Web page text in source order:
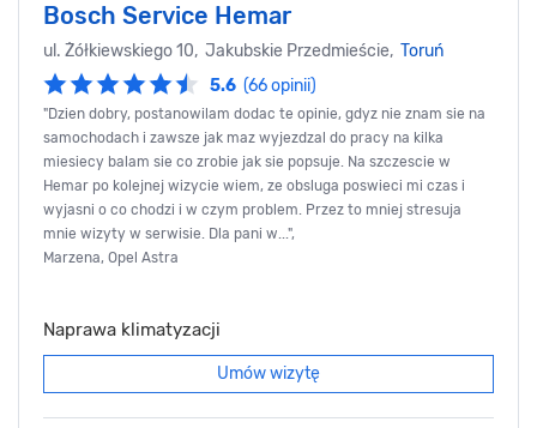
Bosch Service Hemar
ul. Żółkiewskiego 10, Jakubskie Przedmieście, Toruń
5.6 (66 opinii)
"Dzien dobry, postanowilam dodac te opinie, gdyz nie znam sie na
samochodach i zawsze jak maz wyjezdzal do pracy na kilka
miesiecy balam sie co zrobie jak sie popsuje. Na szczescie w
Hemar po kolejnej wizycie wiem, ze obsluga poswieci mi czas i
wyjasni o co chodzi i w czym problem. Przez to mniej stresuja
mnie wizyty w serwisie. Dla pani w...",
Marzena, Opel Astra
Naprawa klimatyzacji
Umów wizytę